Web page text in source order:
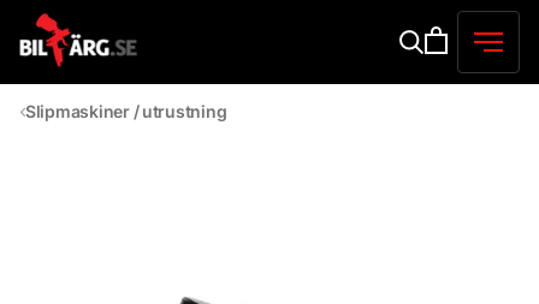
Slipmaskiner / utrustning